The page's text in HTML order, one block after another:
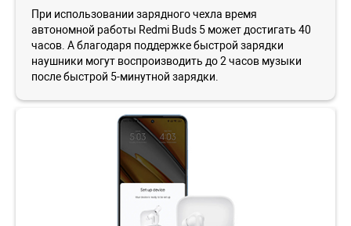
При использовании зарядного чехла время
автономной работы Redmi Buds 5 может достигать 40
часов. А благодаря поддержке быстрой зарядки
наушники могут воспроизводить до 2 часов музыки
после быстрой 5-минутной зарядки.